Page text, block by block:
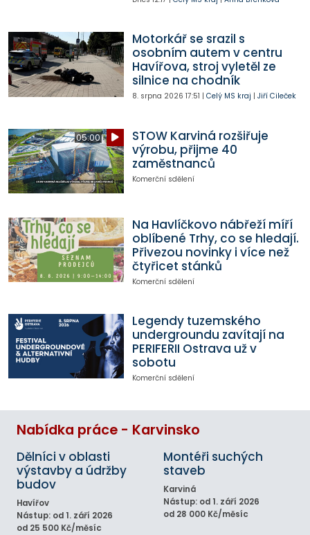
Motorkář se srazil s
osobním autem v centru
Havířova, stroj vyletěl ze
silnice na chodník
8. srpna 2026 17:51 | Celý MS kraj | Jiří Cileček
05:00
STOW Karviná rozšiřuje
výrobu, přijme 40
zaměstnanců
Komerční sdělení
Na Havlíčkovo nábřeží míří
oblíbené Trhy, co se hledají.
Přivezou novinky i více než
čtyřicet stánků
Komerční sdělení
Legendy tuzemského
undergroundu zavítají na
PERIFERII Ostrava už v
sobotu
Komerční sdělení
Nabídka práce - Karvinsko
Dělníci v oblasti
výstavby a údržby
budov
Havířov
Nástup: od 1. září 2026
od 25 500 Kč/měsíc
Montéři suchých
staveb
Karviná
Nástup: od 1. září 2026
od 28 000 Kč/měsíc